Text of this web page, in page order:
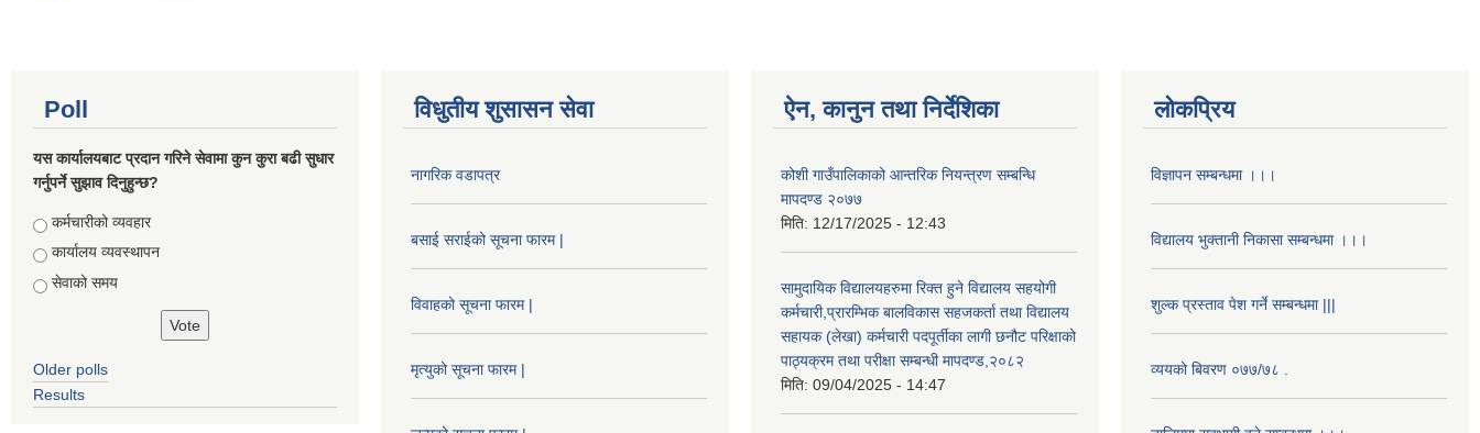
Poll
यस कार्यालयबाट प्रदान गरिने सेवामा कुन कुरा बढी सुधार
गर्नुपर्ने सुझाव दिनुहुन्छ?
Choices
कर्मचारीको व्यवहार
कार्यालय व्यवस्थापन
सेवाको समय
Older polls
Results
विधुतीय शुसासन सेवा
नागरिक वडापत्र
बसाई सराईको सूचना फारम |
विवाहको सूचना फारम |
मृत्युको सूचना फारम |
ऐन, कानुन तथा निर्देशिका
कोशी गाउँपालिकाको आन्तरिक नियन्त्रण सम्बन्धि
मापदण्ड २०७७
मिति: 12/17/2025 - 12:43
सामुदायिक विद्यालयहरुमा रिक्त हुने विद्यालय सहयोगी
कर्मचारी,प्रारम्भिक बालविकास सहजकर्ता तथा विद्यालय
सहायक (लेखा) कर्मचारी पदपूर्तीका लागी छनौट परिक्षाको
पाठ्यक्रम तथा परीक्षा सम्बन्धी मापदण्ड,२०८२
मिति: 09/04/2025 - 14:47
लोकप्रिय
विज्ञापन सम्बन्धमा ।।।
विद्यालय भुक्तानी निकासा सम्बन्धमा ।।।
शुल्क प्रस्ताव पेश गर्ने सम्बन्धमा |||
व्ययको बिवरण ०७७/७८ .